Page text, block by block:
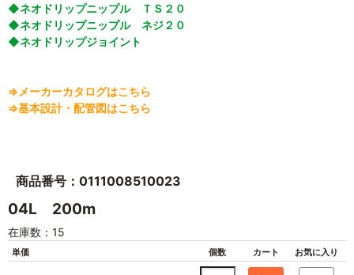
◆ネオドリップニップル ＴＳ２０
◆ネオドリップニップル ネジ２０
◆ネオドリップジョイント
⇒メーカーカタログはこちら
⇒基本設計・配管図はこちら
商品番号：0111008510023
04L 200m
在庫数：15
単価 個数 カート お気に入り